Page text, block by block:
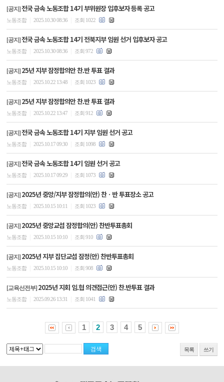
[공지] 전국 금속 노동조합 14기 부위원장 입후보자 등록 공고
노동조합 2025.10.30 08:36 조회 1022
[공지] 전국 금속 노동조합 14기 전북지부 임원 선거 입후보자 공고
노동조합 2025.10.30 08:36 조회 972
[공지] 25년 지부 잠정합의안 찬.반 투표 결과
노동조합 2025.10.22 13:48 조회 1023
[공지] 25년 지부 잠정합의안 찬.반 투표 결과
노동조합 2025.10.22 13:47 조회 912
[공지] 전국 금속 노동조합 14기 지부 임원 선거 공고
노동조합 2025.10.17 09:30 조회 1098
[공지] 전국 금속 노동조합 14기 임원 선거 공고
노동조합 2025.10.17 09:29 조회 1073
[공지] 2025년 중앙/지부 잠정합의(안) 찬ㆍ반 투표장소 공고
노동조합 2025.10.15 10:11 조회 1023
[공지] 2025년 중앙교섭 잠정합의(안) 찬반투표총회
노동조합 2025.10.15 10:10 조회 910
[공지] 2025년 지부 집단교섭 잠정(안) 찬반투표총회
노동조합 2025.10.15 10:10 조회 908
[교육선전부] 2025년 지회 임.협 의견접근(안) 찬.반투표 결과
노동조합 2025.09.26 13:31 조회 1041
1 2 3 4 5
목록 쓰기